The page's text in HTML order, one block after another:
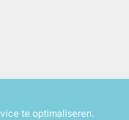
te optimaliseren.